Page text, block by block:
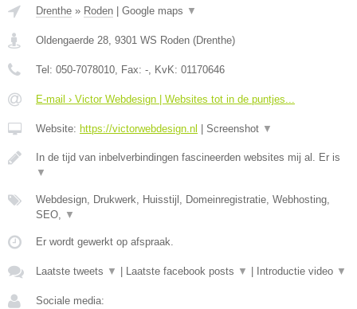
Drenthe » Roden Google maps ▼
Oldengaerde 28, 9301 WS Roden (Drenthe)
Tel: 050-7078010, Fax: -, KvK: 01170646
E-mail › Victor Webdesign | Websites tot in de puntjes...
Website: https://victorwebdesign.nl Screenshot ▼
In de tijd van inbelverbindingen fascineerden websites mij al. Er is
▼
Webdesign, Drukwerk, Huisstijl, Domeinregistratie, Webhosting,
SEO, ▼
Er wordt gewerkt op afspraak.
Laatste tweets ▼ Laatste facebook posts ▼ Introductie video ▼
Sociale media: